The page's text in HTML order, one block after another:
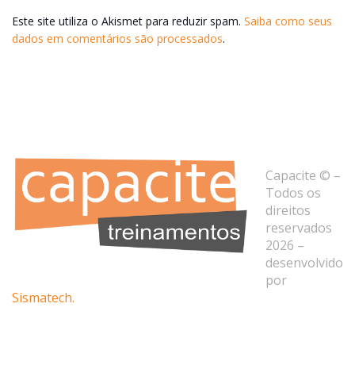
Este site utiliza o Akismet para reduzir spam. Saiba como seus
dados em comentários são processados.
Capacite © –
Todos os
direitos
reservados
2026 –
desenvolvido
por
Sismatech.